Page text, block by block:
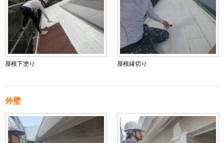
屋根下塗り 屋根縁切り
外壁